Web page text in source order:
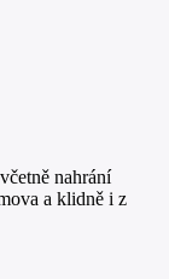
nahrání
a klidně i z